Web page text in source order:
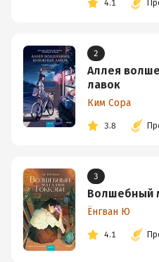
4.1
2
Аллея
лавок
Ким Сора
3.8
3
Волшебный
Ёнгван Ю
4.1